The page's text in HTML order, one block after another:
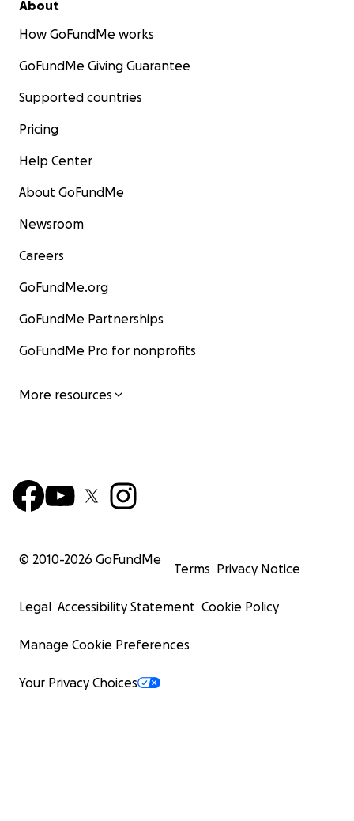
About
How GoFundMe works
GoFundMe Giving Guarantee
Supported countries
Pricing
Help Center
About GoFundMe
Newsroom
Careers
GoFundMe.org
GoFundMe Partnerships
GoFundMe Pro for nonprofits
More resources
© 2010-2026 GoFundMe
Terms Privacy Notice
Legal Accessibility Statement Cookie Policy
Manage Cookie Preferences
Your Privacy Choices